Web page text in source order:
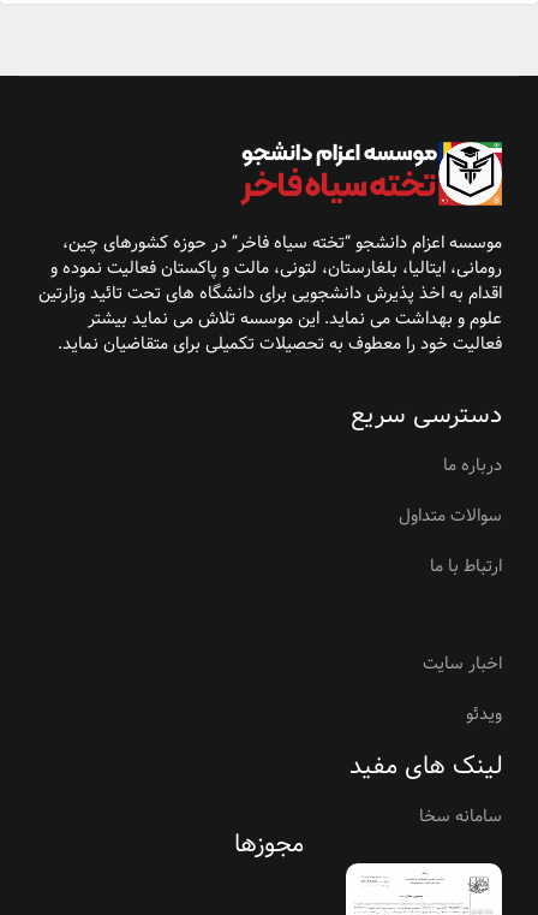
موسسه اعزام دانشجو “تخته سیاه فاخر” در حوزه کشورهای چین،
رومانی، ایتالیا، بلغارستان، لتونی، مالت و پاکستان فعالیت نموده و
اقدام به اخذ پذیرشدانشجویی برای دانشگاه های تحت تائید وزارتین
علوم و بهداشت می نماید. این موسسه تلاش می نماید بیشتر
فعالیت خود را معطوف به تحصیلات تکمیلی برای متقاضیان نماید.
دسترسی سریع
درباره ما
سوالات متداول
ارتباط با ما
اخبار سایت
ویدئو
لینک های مفید
سامانه سخا
مجوزها